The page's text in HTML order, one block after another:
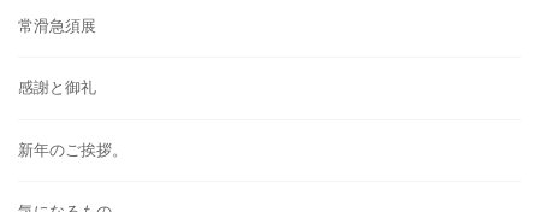
常滑急須展
感謝と御礼
新年のご挨拶。